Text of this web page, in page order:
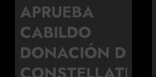
APRUEBA
CABILDO
DONACIÓN DE